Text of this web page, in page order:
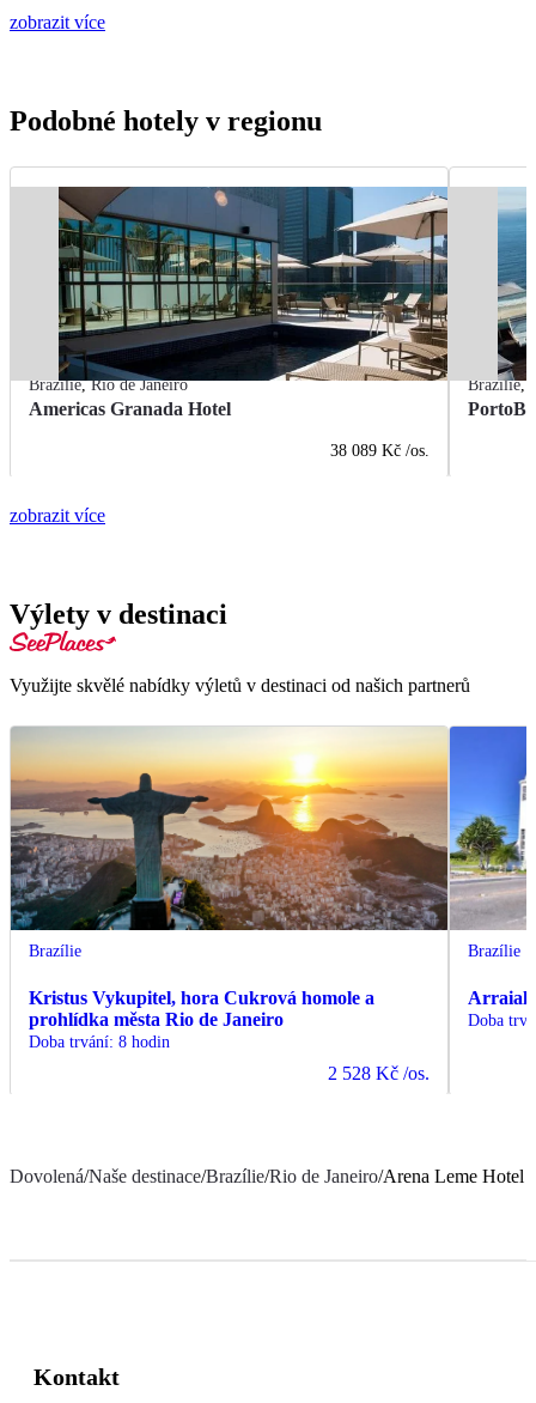
zobrazit více
Podobné hotely v regionu
Brazílie,Rio de Janeiro
Americas Granada Hotel
38 089 Kč /os.
Brazílie,
zobrazit více
Výlety v destinaci
Využijte skvělé nabídky výletů v destinaci od našich partnerů
Brazílie
Kristus Vykupitel, hora Cukrová homole a
prohlídka města Rio de Janeiro
Doba trvání: 8 hodin
2 528 Kč /os.
Brazílie
Arraial
Doba
Dovolená/Naše destinace/Brazílie/Rio de Janeiro/Arena Leme Hotel
Kontakt